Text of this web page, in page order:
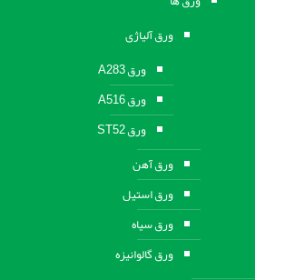
ورق آلیاژی
ورق A283
ورق A516
ورق ST52
ورق آهن
ورق استیل
ورق سیاه
ورق گالوانیزه